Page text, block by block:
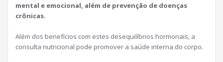
mental e emocional, além de prevenção de doenças
crônicas.
Além dos benefícios com estes desequilíbrios hormonais, a
consulta nutricional pode promover a saúde interna do corpo.